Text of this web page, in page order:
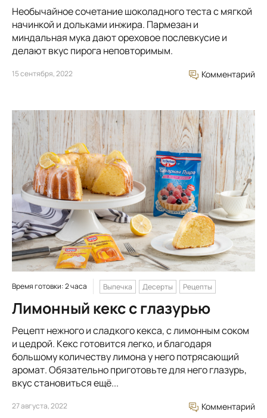
Необычайное сочетание шоколадного теста с мягкой
начинкой и дольками инжира. Пармезан и
миндальная мука дают ореховое послевкусие и
делают вкус пирога неповторимым.
15 сентября, 2022 Комментарий
Время готовки: 2 часа Выпечка Десерты Рецепты
Лимонный кекс с глазурью
Рецепт нежного и сладкого кекса, с лимонным соком
и цедрой. Кекс готовится легко, и благодаря
большому количеству лимона у него потрясающий
аромат. Обязательно приготовьте для него глазурь,
вкус становиться ещё...
27 августа, 2022 Комментарий